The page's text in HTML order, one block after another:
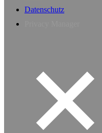
Datenschutz